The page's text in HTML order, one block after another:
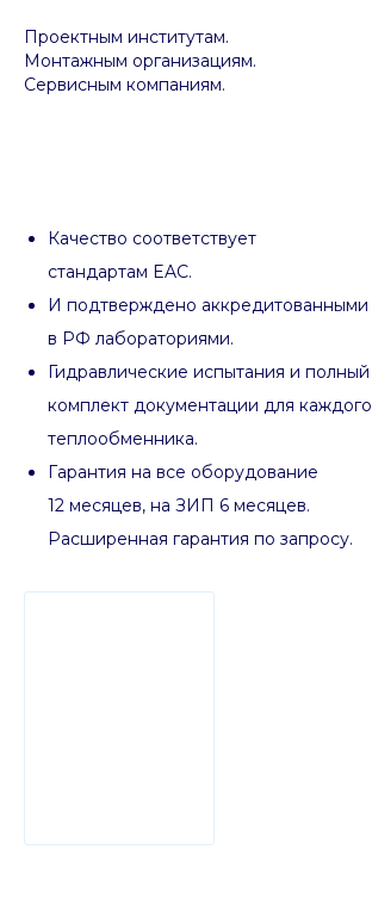
Проектным институтам.
Монтажным организациям.
Сервисным компаниям.
Качество соответствует
стандартам EAC.
И подтверждено аккредитованными
в РФ лабораториями.
Гидравлические испытания и полный
комплект документации для каждого
теплообменника.
Гарантия на все оборудование
12 месяцев, на ЗИП 6 месяцев.
Расширенная гарантия по запросу.